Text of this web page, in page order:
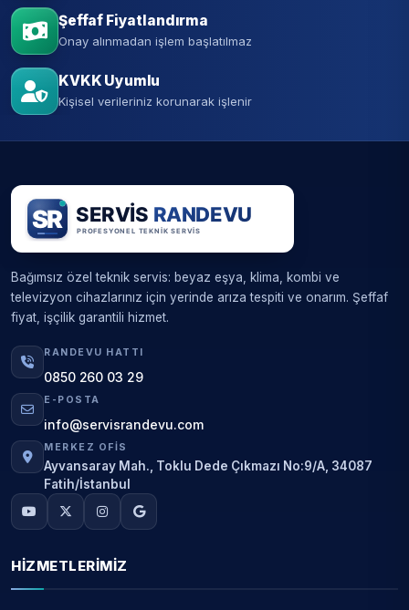
Şeffaf Fiyatlandırma
Onay alınmadan işlem başlatılmaz
KVKK Uyumlu
Kişisel verileriniz korunarak işlenir
Bağımsız özel teknik servis: beyaz eşya, klima, kombi ve
televizyon cihazlarınız için yerinde arıza tespiti ve onarım. Şeffaf
fiyat, işçilik garantili hizmet.
RANDEVU HATTI
0850 260 03 29
E-POSTA
info@servisrandevu.com
MERKEZ OFIS
Ayvansaray Mah., Toklu Dede Çıkmazı No:9/A, 34087
Fatih/İstanbul
HIZMETLERIMIZ